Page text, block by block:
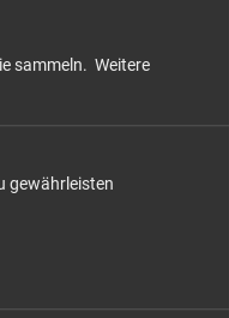
sammeln. Weitere
gewährleisten